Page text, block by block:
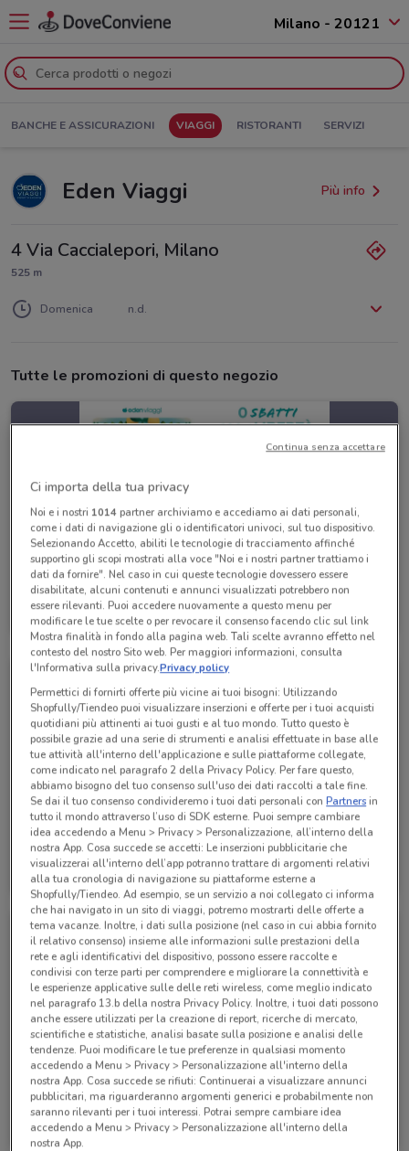
Milano - 20121
BANCHE E ASSICURAZIONI VIAGGI RISTORANTI SERVIZI
Eden Viaggi Più info
4 Via Caccialepori, Milano
525 m
Domenica n.d.
Tutte le promozioni di questo negozio
Eden Viaggi
Scade il 30/04 385 m
Eden Viaggi
Scade il 30/04 385 m
Eden Viaggi
Scade il 30/04
Eden Viaggi
Scade il 30/04 385 m
Eden Viaggi
Scade il 31/10
Ci importa della tua privacy
Noi e i nostri 1014partner archiviamo e accediamo ai dati personali,
come i dati di navigazione gli o identificatori univoci, sul tuo dispositivo.
Selezionando Accetto, abiliti le tecnologie di tracciamento affinché
supportino gli scopi mostrati alla voce "Noi e i nostri partner trattiamo i
dati da fornire". Nel caso in cui queste tecnologie dovessero essere
disabilitate, alcuni contenuti e annunci visualizzati potrebbero non
essere rilevanti. Puoi accedere nuovamente a questo menu per
modificare le tue scelte o per revocare il consenso facendo clic sul link
Mostra finalità in fondo alla pagina web. Tali scelte avranno effetto nel
contesto del nostro Sito web. Per maggiori informazioni, consulta
l'Informativa sulla privacy.Privacy policy
Permettici di fornirti offerte più vicine ai tuoi bisogni: Utilizzando
Shopfully/Tiendeo puoi visualizzare inserzioni e offerte per i tuoi acquisti
quotidiani più attinenti ai tuoi gusti e al tuo mondo. Tutto questo è
possibile grazie ad una serie di strumenti e analisi effettuate in base alle
tue attività all'interno dell'applicazione e sulle piattaforme collegate,
come indicato nel paragrafo 2 della Privacy Policy. Per fare questo,
abbiamo bisogno del tuo consenso sull'uso dei dati raccolti a tale fine.
Se dai il tuo consenso condivideremo i tuoi dati personali conPartnersin
tutto il mondo attraverso l’uso di SDK esterne. Puoi sempre cambiare
idea accedendo a Menu > Privacy > Personalizzazione, all’interno della
nostra App. Cosa succede se accetti: Le inserzioni pubblicitarie che
visualizzerai all'interno dell’app potranno trattare di argomenti relativi
alla tua cronologia di navigazione su piattaforme esterne a
Shopfully/Tiendeo. Ad esempio, se un servizio a noi collegato ci informa
che hai navigato in un sito di viaggi, potremo mostrarti delle offerte a
tema vacanze. Inoltre, i dati sulla posizione (nel caso in cui abbia fornito
il relativo consenso) insieme alle informazioni sulle prestazioni della
rete e agli identificativi del dispositivo, possono essere raccolte e
condivisi con terze parti per comprendere e migliorare la connettività e
le esperienze applicative sulle delle reti wireless, come meglio indicato
nel paragrafo 13.b della nostra Privacy Policy. Inoltre, i tuoi dati possono
anche essere utilizzati per la creazione di report, ricerche di mercato,
scientifiche e statistiche, analisi basate sulla posizione e analisi delle
tendenze. Puoi modificare le tue preferenze in qualsiasi momento
accedendo a Menu > Privacy > Personalizzazione all'interno della
nostra App. Cosa succede se rifiuti: Continuerai a visualizzare annunci
pubblicitari, ma riguarderanno argomenti generici e probabilmente non
saranno rilevanti per i tuoi interessi. Potrai sempre cambiare idea
accedendo a Menu > Privacy > Personalizzazione all'interno della
nostra App.
Continua senza accettare